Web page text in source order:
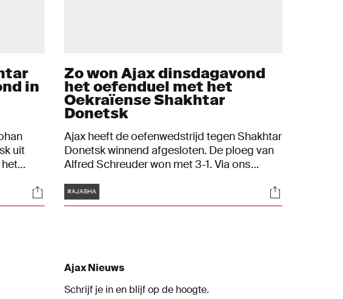
in
uit
aanSocials
Zo won Ajax dinsdagavond
het oefenduel met het
Oekraïense Shakhtar
Donetsk
Ajax heeft de oefenwedstrijd tegen Shakhtar
Donetsk winnend afgesloten. De ploeg van
Alfred Schreuder won met 3-1. Via ons
alle ontwikkelingen.
Tags
#AJASHA Socials
Ajax Nieuws
Schrijf je in en blijf op de hoogte.